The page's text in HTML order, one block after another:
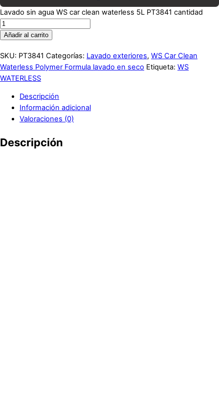
Lavado sin agua WS car clean waterless 5L PT3841 cantidad
Añadir al carrito
SKU: PT3841 Categorías: Lavado exteriores, WS Car Clean
Waterless Polymer Formula lavado en seco Etiqueta: WS
WATERLESS
Descripción
Información adicional
Valoraciones (0)
Descripción